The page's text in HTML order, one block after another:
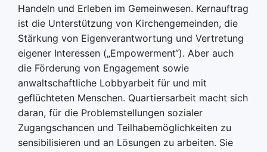
Handeln und Erleben im Gemeinwesen. Kernauftrag
ist die Unterstützung von Kirchengemeinden, die
Stärkung von Eigenverantwortung und Vertretung
eigener Interessen („Empowerment“). Aber auch
die Förderung von Engagement sowie
anwaltschaftliche Lobbyarbeit für und mit
geflüchteten Menschen. Quartiersarbeit macht sich
daran, für die Problemstellungen sozialer
Zugangschancen und Teilhabemöglichkeiten zu
sensibilisieren und an Lösungen zu arbeiten. Sie